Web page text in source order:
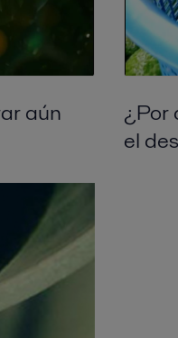
aún
¿Por
el